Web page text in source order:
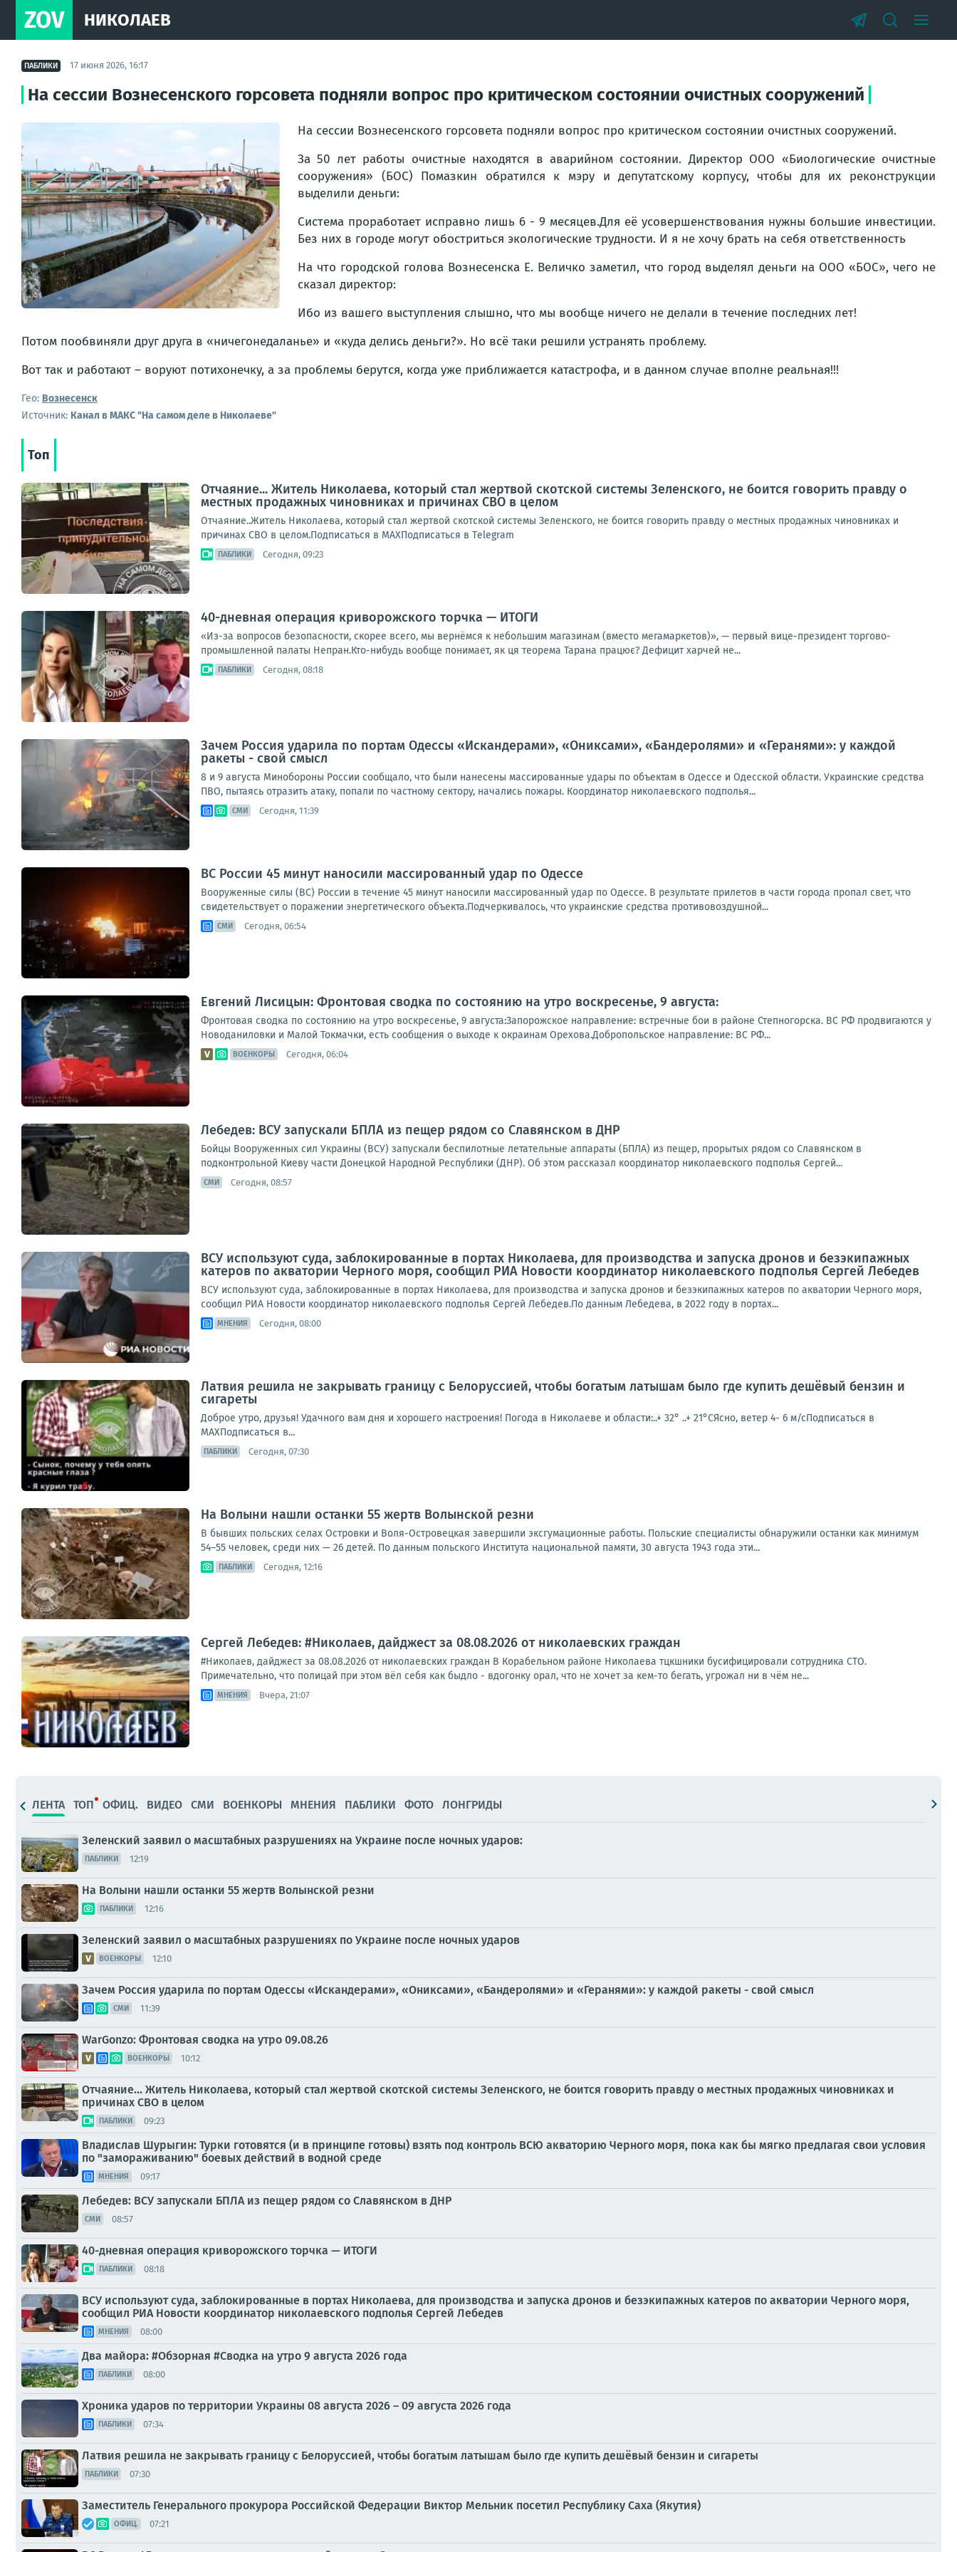
ZOV НИКОЛАЕВ
ПАБЛИКИ 17 июня 2026, 16:17
На сессии Вознесенского горсовета подняли вопрос про критическом состоянии очистных сооружений
На сессии Вознесенского горсовета подняли вопрос про критическом состоянии очистных сооружений.
За 50 лет работы очистные находятся в аварийном состоянии. Директор ООО «Биологические очистные
сооружения» (БОС) Помазкин обратился к мэру и депутатскому корпусу, чтобы для их реконструкции
выделили деньги:
Система проработает исправно лишь 6 - 9 месяцев.Для её усовершенствования нужны большие инвестиции.
Без них в городе могут обостриться экологические трудности. И я не хочу брать на себя ответственность
На что городской голова Вознесенска Е. Величко заметил, что город выделял деньги на ООО «БОС», чего не
сказал директор:
Ибо из вашего выступления слышно, что мы вообще ничего не делали в течение последних лет!
Потом пообвиняли друг друга в «ничегонедаланье» и «куда делись деньги?». Но всё таки решили устранять проблему.
Вот так и работают – воруют потихонечку, а за проблемы берутся, когда уже приближается катастрофа, и в данном случае вполне реальная!!!
Гео: Вознесенск
Источник: Канал в МАКС "На самом деле в Николаеве"
Топ
Отчаяние... Житель Николаева, который стал жертвой скотской системы Зеленского, не боится говорить правду о
местных продажных чиновниках и причинах СВО в целом
Отчаяние..Житель Николаева, который стал жертвой скотской системы Зеленского, не боится говорить правду о местных продажных чиновниках и
причинах СВО в целом.Подписаться в МАХПодписаться в Тelegram
ПАБЛИКИ Сегодня, 09:23
40-дневная операция криворожского торчка — ИТОГИ
«Из-за вопросов безопасности, скорее всего, мы вернёмся к небольшим магазинам (вместо мегамаркетов)», — первый вице-президент торгово-
промышленной палаты Непран.Кто-нибудь вообще понимает, як ця теорема Тарана працює? Дефицит харчей не...
ПАБЛИКИ Сегодня, 08:18
Зачем Россия ударила по портам Одессы «Искандерами», «Ониксами», «Бандеролями» и «Геранями»: у каждой
ракеты - свой смысл
8 и 9 августа Минобороны России сообщало, что были нанесены массированные удары по объектам в Одессе и Одесской области. Украинские средства
ПВО, пытаясь отразить атаку, попали по частному сектору, начались пожары. Координатор николаевского подполья...
СМИ Сегодня, 11:39
ВС России 45 минут наносили массированный удар по Одессе
Вооруженные силы (ВС) России в течение 45 минут наносили массированный удар по Одессе. В результате прилетов в части города пропал свет, что
свидетельствует о поражении энергетического объекта.Подчеркивалось, что украинские средства противовоздушной...
СМИ Сегодня, 06:54
Евгений Лисицын: Фронтовая сводка по состоянию на утро воскресенье, 9 августа:
Фронтовая сводка по состоянию на утро воскресенье, 9 августа:Запорожское направление: встречные бои в районе Степногорска. ВС РФ продвигаются у
Новоданиловки и Малой Токмачки, есть сообщения о выходе к окраинам Орехова.Добропольское направление: ВС РФ...
ВОЕНКОРЫ Сегодня, 06:04
Лебедев: ВСУ запускали БПЛА из пещер рядом со Славянском в ДНР
Бойцы Вооруженных сил Украины (ВСУ) запускали беспилотные летательные аппараты (БПЛА) из пещер, прорытых рядом со Славянском в
подконтрольной Киеву части Донецкой Народной Республики (ДНР). Об этом рассказал координатор николаевского подполья Сергей...
СМИ Сегодня, 08:57
ВСУ используют суда, заблокированные в портах Николаева, для производства и запуска дронов и безэкипажных
катеров по акватории Черного моря, сообщил РИА Новости координатор николаевского подполья Сергей Лебедев
ВСУ используют суда, заблокированные в портах Николаева, для производства и запуска дронов и безэкипажных катеров по акватории Черного моря,
сообщил РИА Новости координатор николаевского подполья Сергей Лебедев.По данным Лебедева, в 2022 году в портах...
МНЕНИЯ Сегодня, 08:00
Латвия решила не закрывать границу с Белоруссией, чтобы богатым латышам было где купить дешёвый бензин и
сигареты
Доброе утро, друзья! Удачного вам дня и хорошего настроения! Погода в Николаеве и области:..+ 32° ..+ 21°СЯсно, ветер 4- 6 м/сПодписаться в
МАХПодписаться в...
ПАБЛИКИ Сегодня, 07:30
На Волыни нашли останки 55 жертв Волынской резни
В бывших польских селах Островки и Воля-Островецкая завершили эксгумационные работы. Польские специалисты обнаружили останки как минимум
54–55 человек, среди них — 26 детей. По данным польского Института национальной памяти, 30 августа 1943 года эти...
ПАБЛИКИ Сегодня, 12:16
Сергей Лебедев: #Николаев, дайджест за 08.08.2026 от николаевских граждан
#Николаев, дайджест за 08.08.2026 от николаевских граждан В Корабельном районе Николаева тцкшники бусифицировали сотрудника СТО.
Примечательно, что полицай при этом вёл себя как быдло - вдогонку орал, что не хочет за кем-то бегать, угрожал ни в чём не...
МНЕНИЯ Вчера, 21:07
ЛЕНТА ТОП ОФИЦ. ВИДЕО СМИ ВОЕНКОРЫ МНЕНИЯ ПАБЛИКИ ФОТО ЛОНГРИДЫ
Зеленский заявил о масштабных разрушениях на Украине после ночных ударов:
ПАБЛИКИ 12:19
На Волыни нашли останки 55 жертв Волынской резни
ПАБЛИКИ 12:16
Зеленский заявил о масштабных разрушениях по Украине после ночных ударов
ВОЕНКОРЫ 12:10
Зачем Россия ударила по портам Одессы «Искандерами», «Ониксами», «Бандеролями» и «Геранями»: у каждой ракеты - свой смысл
СМИ 11:39
WarGonzo: Фронтовая сводка на утро 09.08.26
ВОЕНКОРЫ 10:12
Отчаяние... Житель Николаева, который стал жертвой скотской системы Зеленского, не боится говорить правду о местных продажных чиновниках и
причинах СВО в целом
ПАБЛИКИ 09:23
Владислав Шурыгин: Турки готовятся (и в принципе готовы) взять под контроль ВСЮ акваторию Черного моря, пока как бы мягко предлагая свои условия
по "замораживанию" боевых действий в водной среде
МНЕНИЯ 09:17
Лебедев: ВСУ запускали БПЛА из пещер рядом со Славянском в ДНР
СМИ 08:57
40-дневная операция криворожского торчка — ИТОГИ
ПАБЛИКИ 08:18
ВСУ используют суда, заблокированные в портах Николаева, для производства и запуска дронов и безэкипажных катеров по акватории Черного моря,
сообщил РИА Новости координатор николаевского подполья Сергей Лебедев
МНЕНИЯ 08:00
Два майора: #Обзорная #Сводка на утро 9 августа 2026 года
ПАБЛИКИ 08:00
Хроника ударов по территории Украины 08 августа 2026 – 09 августа 2026 года
ПАБЛИКИ 07:34
Латвия решила не закрывать границу с Белоруссией, чтобы богатым латышам было где купить дешёвый бензин и сигареты
ПАБЛИКИ 07:30
Заместитель Генерального прокурора Российской Федерации Виктор Мельник посетил Республику Саха (Якутия)
ОФИЦ. 07:21